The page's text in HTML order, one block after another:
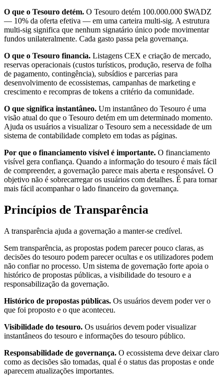
O que o Tesouro detém. O Tesouro detém 100.000.000 $WADZ
— 10% da oferta efetiva — em uma carteira multi-sig. A estrutura
multi-sig significa que nenhum signatário único pode movimentar
fundos unilateralmente. Cada gasto passa pela governança.
O que o Tesouro financia. Listagens CEX e criação de mercado,
reservas operacionais (custos turísticos, produção, reserva de folha
de pagamento, contingência), subsídios e parcerias para
desenvolvimento de ecossistemas, campanhas de marketing e
crescimento e recompras de tokens a critério da comunidade.
O que significa instantâneo. Um instantâneo do Tesouro é uma
visão atual do que o Tesouro detém em um determinado momento.
Ajuda os usuários a visualizar o Tesouro sem a necessidade de um
sistema de contabilidade completo em todas as páginas.
Por que o financiamento visível é importante. O financiamento
visível gera confiança. Quando a informação do tesouro é mais fácil
de compreender, a governação parece mais aberta e responsável. O
objetivo não é sobrecarregar os usuários com detalhes. É para tornar
mais fácil acompanhar o lado financeiro da governança.
Princípios de Transparência
A transparência ajuda a governação a manter-se credível.
Sem transparência, as propostas podem parecer pouco claras, as
decisões do tesouro podem parecer ocultas e os utilizadores podem
não confiar no processo. Um sistema de governação forte apoia o
histórico de propostas públicas, a visibilidade do tesouro e a
responsabilização da governação.
Histórico de propostas públicas. Os usuários devem poder ver o
que foi proposto e o que aconteceu.
Visibilidade do tesouro. Os usuários devem poder visualizar
instantâneos do tesouro e informações do tesouro público.
Responsabilidade de governança. O ecossistema deve deixar claro
como as decisões são tomadas, qual é o status das propostas e onde
aparecem atualizações importantes.